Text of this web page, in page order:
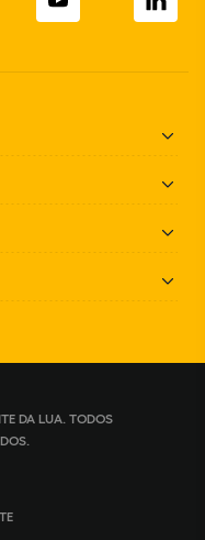
DA LUA. TODOS